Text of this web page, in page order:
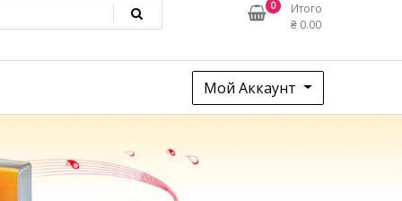
0
Итого
₴ 0.00
Мой Аккаунт